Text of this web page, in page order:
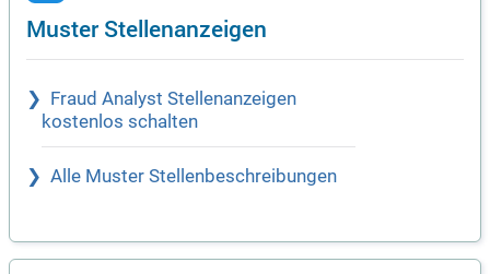
Muster Stellenanzeigen
Fraud Analyst Stellenanzeigen
kostenlos schalten
Alle Muster Stellenbeschreibungen